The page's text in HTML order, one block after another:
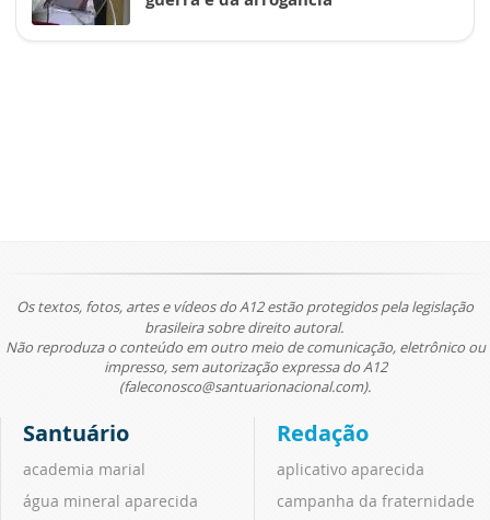
Os textos, fotos, artes e vídeos do A12 estão protegidos pela legislação
brasileira sobre direito autoral.
Não reproduza o conteúdo em outro meio de comunicação, eletrônico ou
impresso, sem autorização expressa do A12
(faleconosco@santuarionacional.com).
Santuário
academia marial
água mineral aparecida
Redação
aplicativo aparecida
campanha da fraternidade